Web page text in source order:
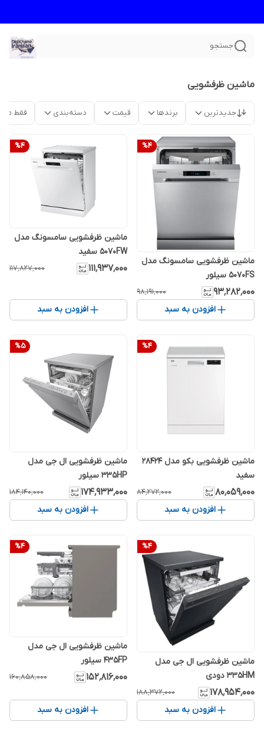
جستجو
ماشین ظرفشویی
جدیدترین برندها قیمت دسته‌بندی فقط
%4
ماشین ظرفشویی سامسونگ مدل
5070FS سیلور
۹۳٬۲۸۲٬۰۰۰ ۹۸٬۱۹۱٬۰۰۰
افزودن به سبد
%4
ماشین ظرفشویی سامسونگ مدل
5070FW سفید
۱۱۱٬۹۳۷٬۰۰۰ ۱۱۷٬۸۲۷٬۰۰۰
افزودن به سبد
%4
ماشین ظرفشویی بکو مدل 28424
سفید
۸۰٬۰۵۹٬۰۰۰ ۸۴٬۲۷۲٬۰۰۰
افزودن به سبد
%5
ماشین ظرفشویی ال جی مدل
335HP سیلور
۱۷۴٬۹۳۳٬۰۰۰ ۱۸۴٬۱۴۰٬۰۰۰
افزودن به سبد
%4
ماشین ظرفشویی ال جی مدل
335HM دودی
۱۷۸٬۹۵۴٬۰۰۰ ۱۸۸٬۳۷۲٬۰۰۰
افزودن به سبد
%4
ماشین ظرفشویی ال جی مدل
435FP سیلور
۱۵۲٬۸۱۶٬۰۰۰ ۱۶۰٬۸۵۸٬۰۰۰
افزودن به سبد